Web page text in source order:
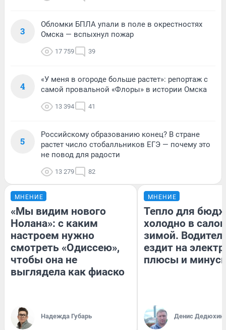
3
Обломки БПЛА упали в поле в окрестностях
Омска — вспыхнул пожар
17 759 39
4
«У меня в огороде больше растет»: репортаж с
самой провальной «Флоры» в истории Омска
13 394 41
5
Российскому образованию конец? В стране
растет число стобалльников ЕГЭ — почему это
не повод для радости
13 279 82
МНЕНИЕ
«Мы видим нового
Нолана»: с каким
настроем нужно
смотреть «Одиссею»,
чтобы она не
выглядела как фиаско
Надежда Губарь
МНЕНИЕ
Тепло для
холодно в
зимой.
ездит на
плюсы и
Денис Дедюхин